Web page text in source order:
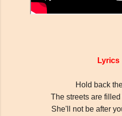
Lyrics
Hold back
The streets are
She'll not be after